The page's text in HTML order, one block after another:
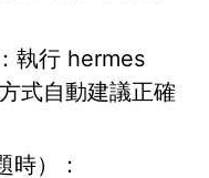
執行 hermes
式自動建議正確
時）：